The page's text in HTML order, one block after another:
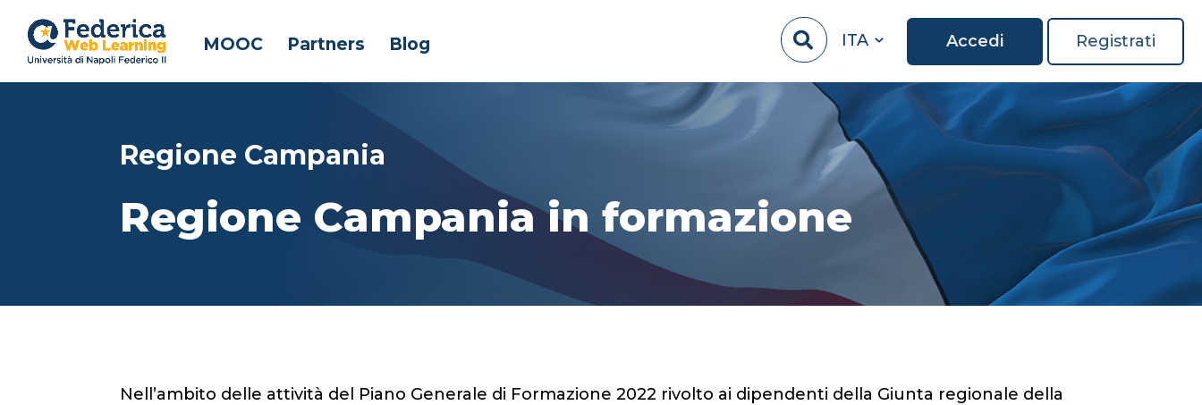
MOOC Partners Blog Registrati
Accedi
ITA
Regione Campania
Regione Campania in formazione
Nell’ambito delle attività del Piano Generale di Formazione 2022 rivolto ai dipendenti della Giunta regionale della